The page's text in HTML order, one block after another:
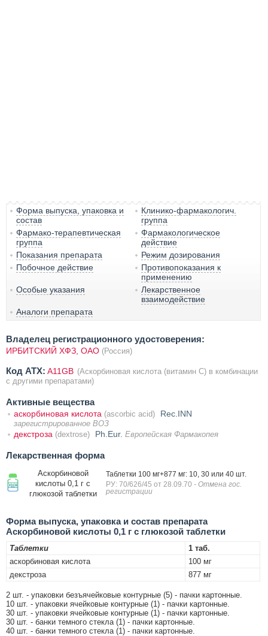
Форма выпуска, упаковка и
состав
Клинико-фармакологич.
группа
Фармако-терапевтическая
группа
Фармакологическое
действие
Показания препарата
Режим дозирования
Побочное действие
Противопоказания к
применению
Особые указания
Лекарственное
взаимодействие
Аналоги препарата
Владелец регистрационного удостоверения:
ИРБИТСКИЙ ХФЗ, ОАО (Россия)
Код ATX: A11GB (Аскорбиновая кислота (витамин C) в комбинации
с другими препаратами)
Активные вещества
аскорбиновая кислота (ascorbic acid) Rec.INN
зарегистрированное ВОЗ
декстроза (dextrose) Ph.Eur. Европейская Фармакопея
Лекарственная форма
Аскорбиновой
кислоты 0,1 г с
глюкозой таблетки
Таблетки 100 мг+877 мг: 10, 30 или 40 шт.
РУ: 70/626/45 от 28.09.70 - Отмена гос.
регистрации
Форма выпуска, упаковка и состав препарата
Аскорбиновой кислоты 0,1 г с глюкозой таблетки
Таблетки
1 таб.
аскорбиновая кислота
100 мг
декстроза
877 мг
2 шт. - упаковки безъячейковые контурные (5) - пачки картонные.
10 шт. - упаковки ячейковые контурные (1) - пачки картонные.
30 шт. - упаковки ячейковые контурные (1) - пачки картонные.
30 шт. - банки темного стекла (1) - пачки картонные.
40 шт. - банки темного стекла (1) - пачки картонные.